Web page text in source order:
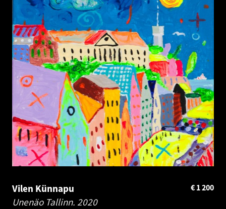
Vilen Künnapu
Unenäo Tallinn. 2020
1 200
€